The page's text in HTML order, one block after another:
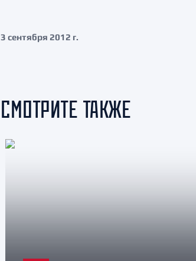
3 сентября 2012 г.
СМОТРИТЕ ТАКЖЕ